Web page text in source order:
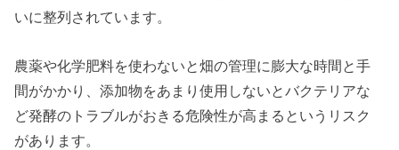
いに整列されています。
農薬や化学肥料を使わないと畑の管理に膨大な時間と手
間がかかり、添加物をあまり使用しないとバクテリアな
ど発酵のトラブルがおきる危険性が高まるというリスク
があります。